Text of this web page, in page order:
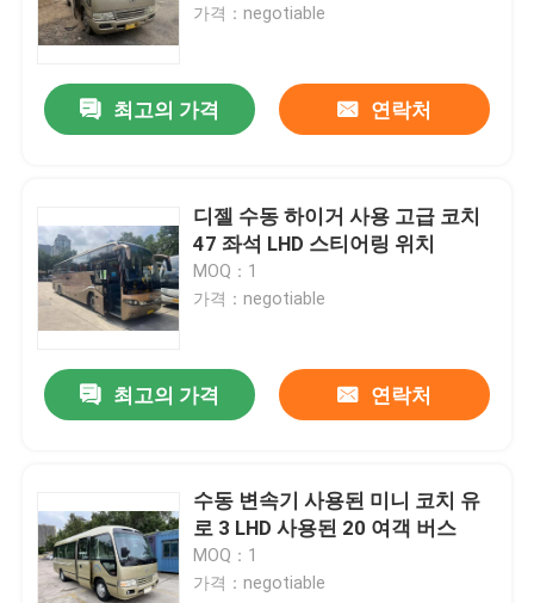
가격：negotiable
최고의 가격 연락처
디젤 수동 하이거 사용 고급 코치
47 좌석 LHD 스티어링 위치
MOQ：1
가격：negotiable
최고의 가격 연락처
수동 변속기 사용된 미니 코치 유
로 3 LHD 사용된 20 여객 버스
MOQ：1
가격：negotiable